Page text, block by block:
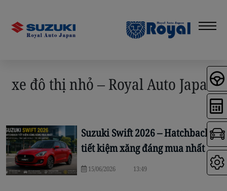
xe đô thị nhỏ – Royal Auto Japan
Suzuki Swift 2026 – Hatchback
tiết kiệm xăng đáng mua nhất
15/06/2026 13:49